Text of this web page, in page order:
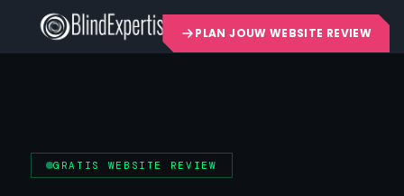
PLAN JOUW WEBSITE REVIEW
GRATIS WEBSITE REVIEW